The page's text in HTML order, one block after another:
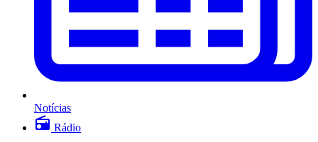
Notícias
Rádio